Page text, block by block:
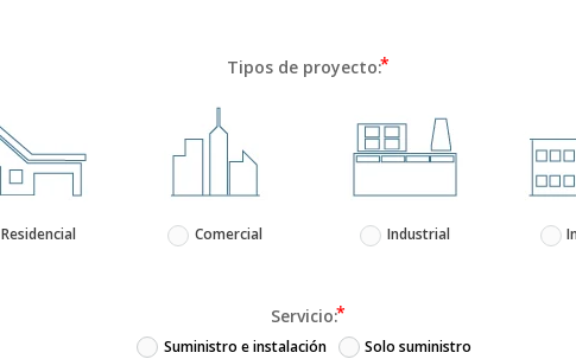
Tipos de proyecto:
Residencial Comercial Industrial
Servicio:
Suministro e instalación Solo suministro